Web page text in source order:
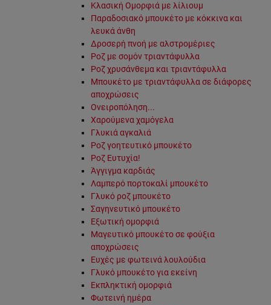
Κλασική Ομορφιά με λίλιουμ
Παραδοσιακό μπουκέτο με κόκκινα και
λευκά άνθη
Δροσερή πνοή με αλστρομέριες
Ροζ με σομόν τριαντάφυλλα
Ροζ χρυσάνθεμα και τριαντάφυλλα
Μπουκέτο με τριαντάφυλλα σε διάφορες
αποχρώσεις
Ονειροπόληση...
Χαρούμενα χαμόγελα
Γλυκιά αγκαλιά
Ροζ γοητευτικό μπουκέτο
Ροζ Ευτυχία!
Άγγιγμα καρδιάς
Λαμπερό πορτοκαλί μπουκέτο
Γλυκό ροζ μπουκέτο
Σαγηνευτικό μπουκέτο
Εξωτική ομορφιά
Μαγευτικό μπουκέτο σε φούξια
αποχρώσεις
Ευχές με φωτεινά λουλούδια
Γλυκό μπουκέτο για εκείνη
Εκπληκτική ομορφιά
Φωτεινή ημέρα